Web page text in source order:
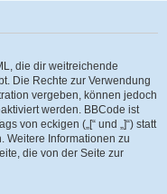
die dir weitreichende
Die Rechte zur Verwendung
vergeben, können jedoch
werden. BBCode ist
von eckigen („[“ und „]“) statt
Weitere Informationen zu
die von der Seite zur